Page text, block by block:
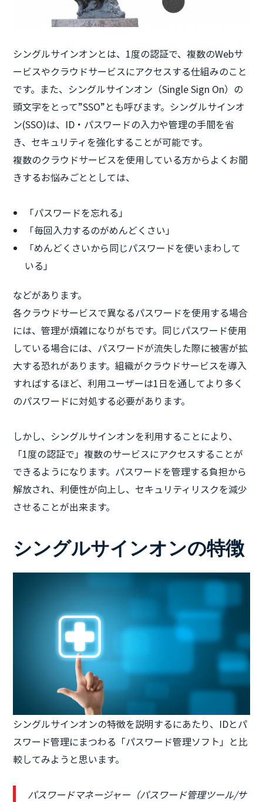
シングルサインオンとは、1度の認証で、複数のWebサ
ービスやクラウドサービスにアクセスする仕組みのこと
です。また、シングルサインオン（Single Sign On）の
頭文字をとって”SSO”とも呼びます。シングルサインオ
ン(SSO)は、ID・パスワードの入力や管理の手間を省
き、セキュリティを強化することが可能です。
複数のクラウドサービスを使用している方からよくお聞
きするお悩みごととしては、
「パスワードを忘れる」
「毎回入力するのがめんどくさい」
「めんどくさいから同じパスワードを使いまわして
いる」
などがあります。
各クラウドサービスで異なるパスワードを使用する場合
には、管理が煩雑になりがちです。同じパスワード使用
している場合には、パスワードが流失した際に被害が拡
大する恐れがあります。組織がクラウドサービスを導入
すればするほど、利用ユーザーは1日を通してより多く
のパスワードに対処する必要があります。
しかし、シングルサインオンを利用することにより、
「1度の認証で」複数のサービスにアクセスすることが
できるようになります。パスワードを管理する負担から
解放され、利便性が向上し、セキュリティリスクを減少
させることが出来ます。
シングルサインオンの特徴
シングルサインオンの特徴を説明するにあたり、IDとパ
スワード管理にまつわる「パスワード管理ソフト」と比
較してみようと思います。
パスワードマネージャー（パスワード管理ツール/サ